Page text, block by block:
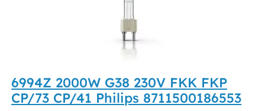
6994Z 2000W G38 230V FKK FKP
CP/73 CP/41 Philips 8711500186553